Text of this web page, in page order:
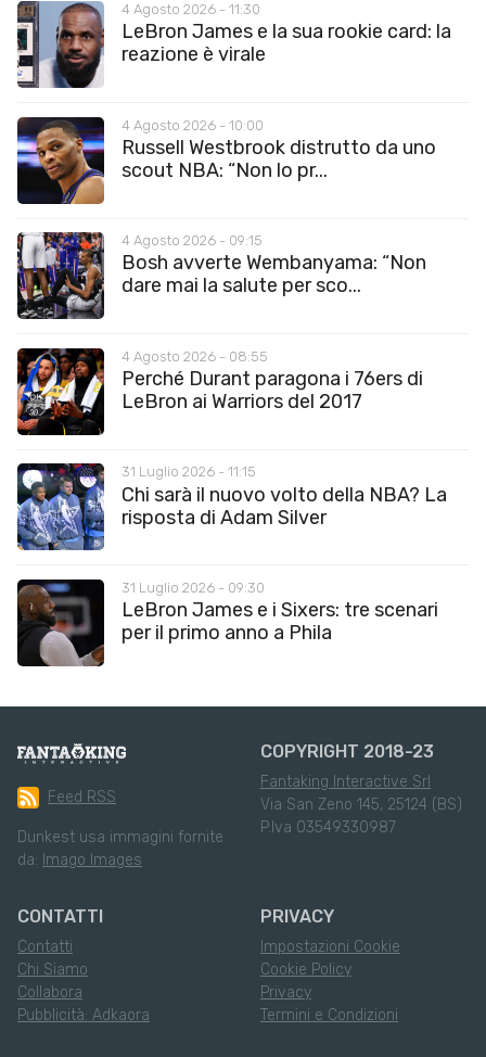
4 Agosto 2026 - 11:30
LeBron James e la sua rookie card: la
reazione è virale
4 Agosto 2026 - 10:00
Russell Westbrook distrutto da uno
scout NBA: “Non lo pr...
4 Agosto 2026 - 09:15
Bosh avverte Wembanyama: “Non
dare mai la salute per sco...
4 Agosto 2026 - 08:55
Perché Durant paragona i 76ers di
LeBron ai Warriors del 2017
31 Luglio 2026 - 11:15
Chi sarà il nuovo volto della NBA? La
risposta di Adam Silver
31 Luglio 2026 - 09:30
LeBron James e i Sixers: tre scenari
per il primo anno a Phila
Feed RSS
Dunkest usa immagini fornite
da: Imago Images
COPYRIGHT 2018-23
Fantaking Interactive Srl
Via San Zeno 145, 25124 (BS)
P.Iva 03549330987
CONTATTI
Contatti
Chi Siamo
Collabora
Pubblicità: Adkaora
PRIVACY
Impostazioni Cookie
Cookie Policy
Privacy
Termini e Condizioni